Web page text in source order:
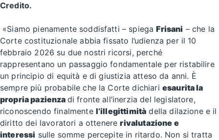
Credito.
«Siamo pienamente soddisfatti – spiegaFrisani – che la
Corte costituzionale abbia fissato l’udienza per il 10
febbraio 2026 su due nostri ricorsi, perché
rappresentano un passaggio fondamentale per ristabilire
un principio di equità e di giustizia atteso da anni. È
sempre più probabile che la Corte dichiari esaurita la
propria pazienza di fronte all’inerzia del legislatore,
riconoscendo finalmente l’illegittimità della dilazione e il
diritto dei lavoratori a ottenererivalutazione e
interessi sulle somme percepite in ritardo. Non si tratta